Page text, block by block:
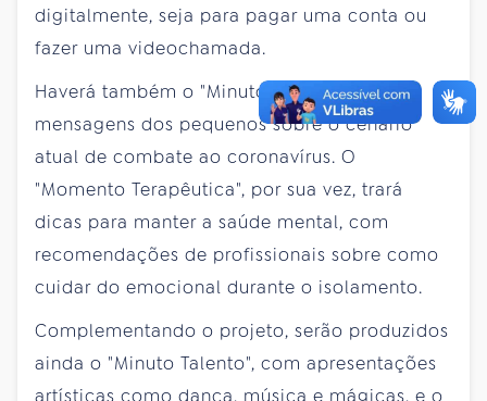
digitalmente, seja para pagar uma conta ou
fazer uma videochamada.
Haverá também o "Minuto Criança", com
mensagens dos pequenos sobre o cenário
atual de combate ao coronavírus. O
"Momento Terapêutica", por sua vez, trará
dicas para manter a saúde mental, com
recomendações de profissionais sobre como
cuidar do emocional durante o isolamento.
Complementando o projeto, serão produzidos
ainda o "Minuto Talento", com apresentações
artísticas como dança, música e mágicas, e o